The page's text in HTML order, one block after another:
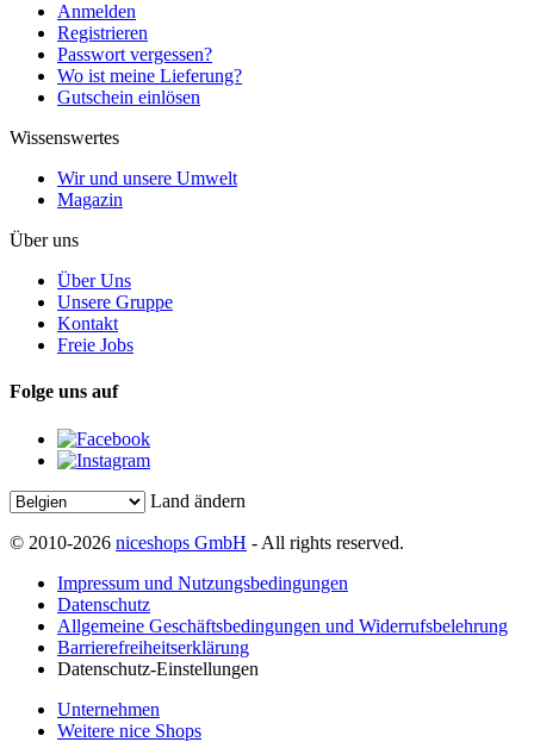
Anmelden
Registrieren
Passwort vergessen?
Wo ist meine Lieferung?
Gutschein einlösen
Wissenswertes
Wir und unsere Umwelt
Magazin
Über uns
Über Uns
Unsere Gruppe
Kontakt
Freie Jobs
Folge uns auf
Land ändern
© 2010-2026 niceshops GmbH - All rights reserved.
Impressum und Nutzungsbedingungen
Datenschutz
Allgemeine Geschäftsbedingungen und Widerrufsbelehrung
Barrierefreiheitserklärung
Datenschutz-Einstellungen
Unternehmen
Weitere nice Shops